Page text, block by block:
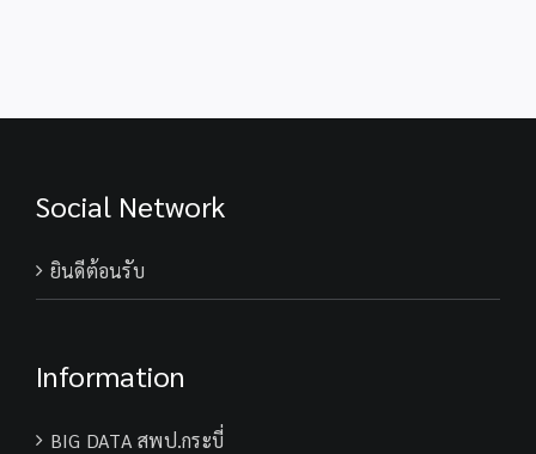
Social Network
ยินดีต้อนรับ
Information
BIG DATA สพป.กระบี่